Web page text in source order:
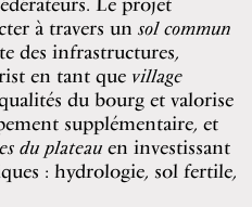
à travers un sol commun
des infrastructures,
en tant que village
du bourg et valorise
supplémentaire, et
du plateauen investissant
: hydrologie, sol fertile,